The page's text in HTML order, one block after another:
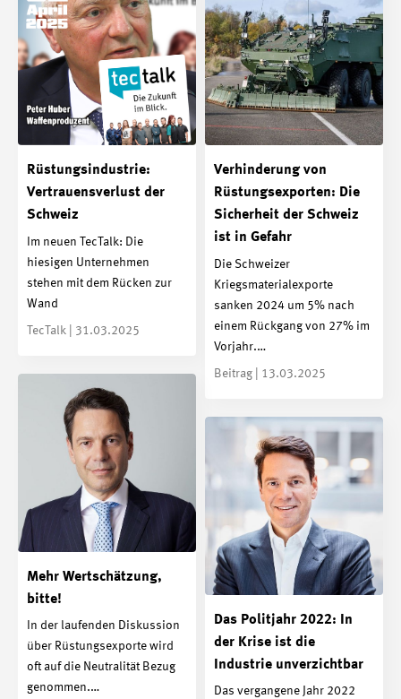
Rüstungsindustrie:
Vertrauensverlust der
Schweiz
Im neuen TecTalk: Die
hiesigen Unternehmen
stehen mit dem Rücken zur
Wand
TecTalk | 31.03.2025
Verhinderung von
Rüstungsexporten: Die
Sicherheit der Schweiz
ist in Gefahr
Die Schweizer
Kriegsmaterialexporte
sanken 2024 um 5% nach
einem Rückgang von 27% im
Vorjahr.…
Beitrag | 13.03.2025
Mehr Wertschätzung,
bitte!
In der laufenden Diskussion
über Rüstungsexporte wird
oft auf die Neutralität Bezug
genommen.…
Das Politjahr 2022: In
der Krise ist die
Industrie unverzichtbar
Das vergangene Jahr 2022